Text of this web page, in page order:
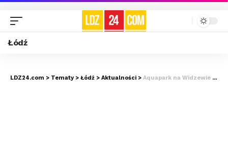
Łódź
LDZ24.com > Tematy > Łódź > Aktualności > Aquapark na Widzewie w Łodzi powstaje. Kiedy otwarcie?